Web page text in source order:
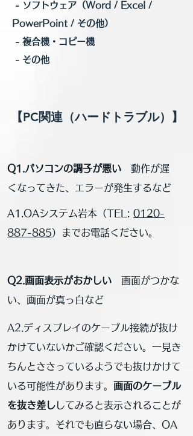
- ソフトウェア（Word / Excel /
PowerPoint / その他）
- 複合機・コピー機
- その他
【PC関連（ハードトラブル）】
Q1.パソコンの調子が悪い 動作が遅
くなってきた、エラーが発生するなど
A1.OAシステム岩本（TEL: 0120-
887-885）までお電話ください。
Q2.画面表示がおかしい 画面がつかな
い、画面が真っ白など
A2.ディスプレイのケーブル接続が抜け
かけていないかご確認ください。一見き
ちんとささっているようでも抜けかけて
いる可能性があります。 画面のケーブル
を抜き差ししてみると表示されることが
あります。それでも直らない場合、OA